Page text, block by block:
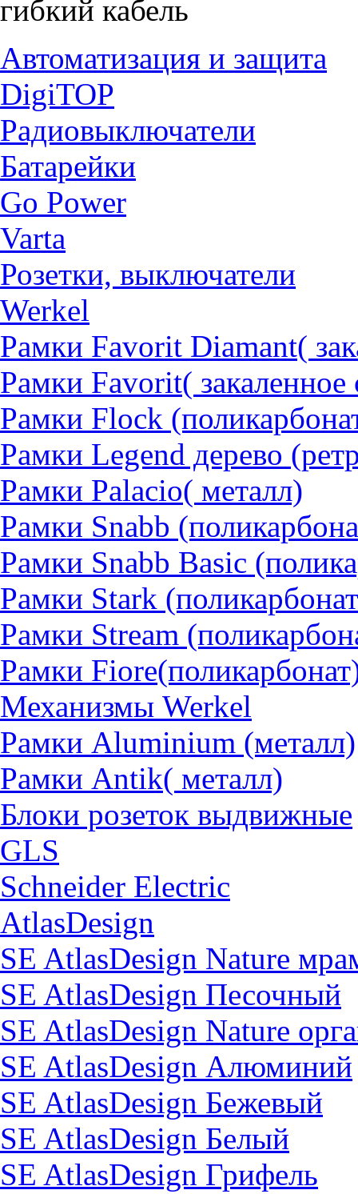
гибкий кабель
Автоматизация и защита
DigiTOP
Радиовыключатели
Батарейки
Go Power
Varta
Розетки, выключатели
Werkel
Рамки Favorit Diamant(
Рамки Favorit( закаленное
Рамки Flock
Рамки Legend дерево
Рамки Palacio( металл)
Рамки Snabb
Рамки Snabb Basic
Рамки Stark
Рамки Stream
Рамки
Механизмы Werkel
Рамки Aluminium (металл)
Рамки Antik( металл)
Блоки розеток выдвижные
GLS
Schneider Electric
AtlasDesign
SE AtlasDesign Nature
SE AtlasDesign Песочный
SE AtlasDesign Nature
SE AtlasDesign Алюминий
SE AtlasDesign Бежевый
SE AtlasDesign Белый
SE AtlasDesign Грифель